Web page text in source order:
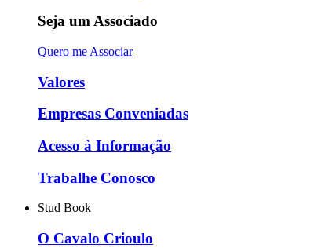
Seja um Associado
Quero me Associar
Valores
Empresas Conveniadas
Acesso à Informação
Trabalhe Conosco
Stud Book
O Cavalo Crioulo